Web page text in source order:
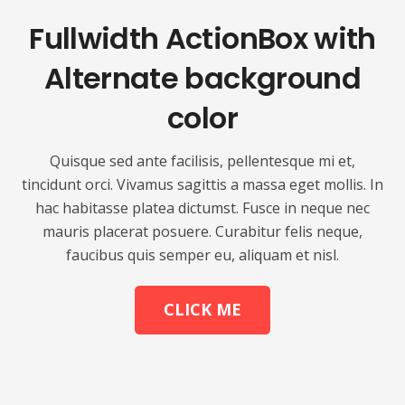
Fullwidth ActionBox with
Alternate background
color
Quisque sed ante facilisis, pellentesque mi et,
tincidunt orci. Vivamus sagittis a massa eget mollis. In
hac habitasse platea dictumst. Fusce in neque nec
mauris placerat posuere. Curabitur felis neque,
faucibus quis semper eu, aliquam et nisl.
CLICK ME